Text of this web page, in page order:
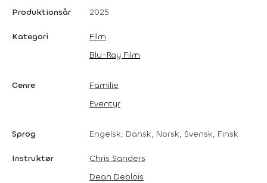
Produktionsår 2025
Kategori
Film
Blu-Ray Film
Genre
Familie
Eventyr
Sprog Engelsk, Dansk, Norsk, Svensk, Finsk
Instruktør
Chris Sanders
Dean Deblois